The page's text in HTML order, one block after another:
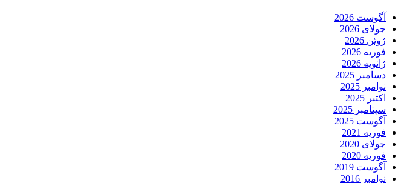
آگوست 2026
جولای 2026
ژوئن 2026
فوریه 2026
ژانویه 2026
دسامبر 2025
نوامبر 2025
اکتبر 2025
سپتامبر 2025
آگوست 2025
فوریه 2021
جولای 2020
فوریه 2020
آگوست 2019
نوامبر 2016